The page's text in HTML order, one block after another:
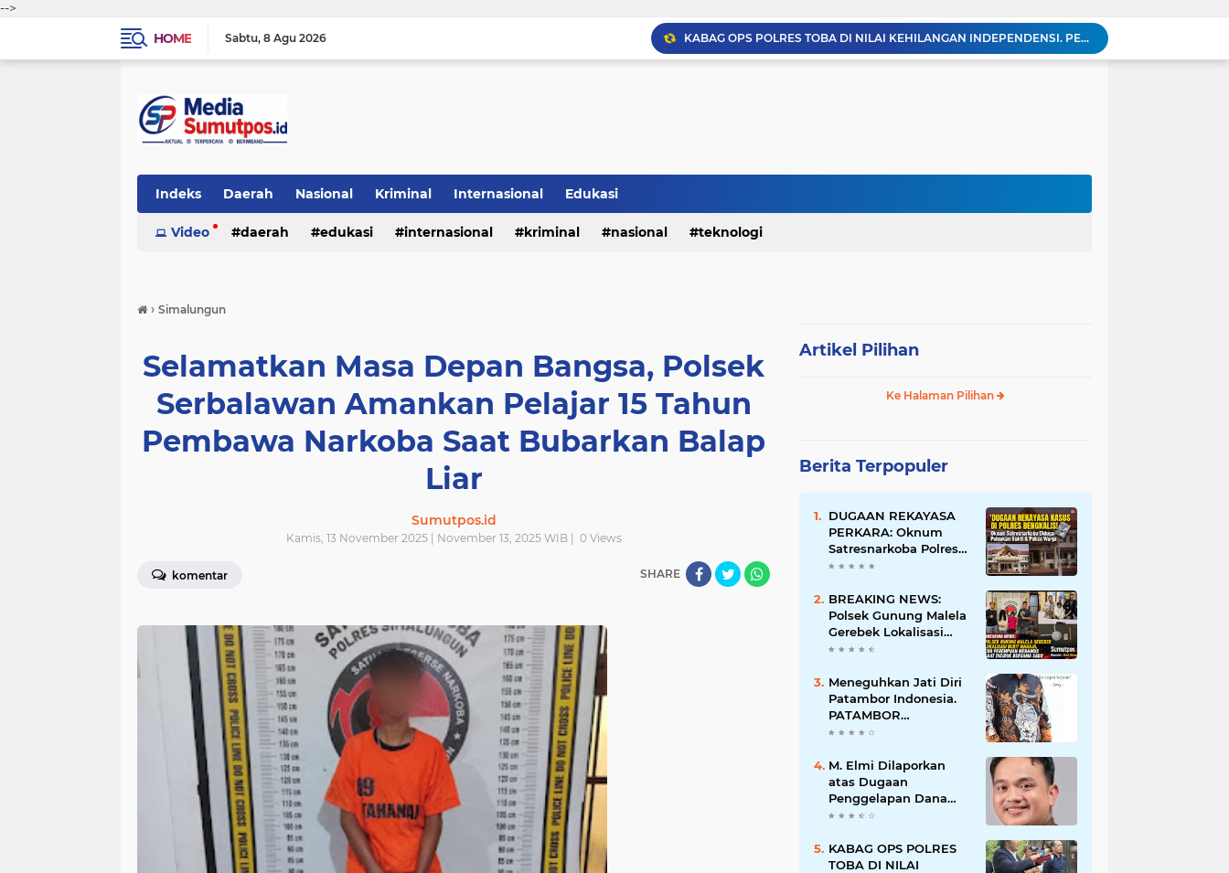
-->
HOME
Sabtu 8 Agu 2026
KABAG OPS POLRES TOBA DI NILAI KEHILANGAN INDEPENDENSI. PENGAMANAN PENEMBOKAN TANAH DI LAGUBOTI DAPAT SOROTAN.
BREAKING NEWS: Polsek Gunung Malela Gerebek Lokalisasi Bukit Maraja, Dua Perempuan Menangis Saat Diciduk Bersama Sabu
‎Wakil Bupati Audiensi dengan Wamenaker RI, Dorong Penguatan SDM dan Perlindungan Pekerja di Tanjung Jabung Barat ‎ ‎
Indeks Daerah Nasional Kriminal Internasional Edukasi
Video daerah edukasi internasional kriminal nasional teknologi
› Simalungun
Selamatkan Masa Depan Bangsa, Polsek
Serbalawan Amankan Pelajar 15 Tahun
Pembawa Narkoba Saat Bubarkan Balap
Liar
Sumutpos.id
Kamis, 13 November 2025 | November 13, 2025 WIB | 0Views
komentar SHARE
Artikel Pilihan
Ke Halaman Pilihan
Berita Terpopuler
DUGAAN REKAYASA
PERKARA: Oknum
Satresnarkoba Polres
Bengkalis Diduga
Hingga Paksa Warga
Hadir di TKP
BREAKING NEWS:
Polsek Gunung Malela
Gerebek Lokalisasi
Bukit Maraja, Dua
Saat Diciduk Bersama
Sabu
Meneguhkan Jati Diri
Patambor Indonesia.
PATAMBOR
INDONESIA Akan
Jakarta.
M. Elmi Dilaporkan
atas Dugaan
Penggelapan Dana
Pensiunan Guru dan
Pastikan Proses
Hukum Berjalan
KABAG OPS POLRES
TOBA DI NILAI